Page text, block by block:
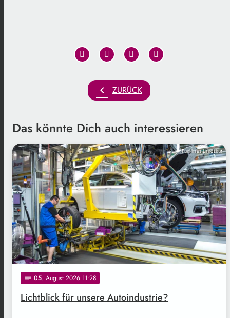
chevron_left ZURÜCK
Das könnte Dich auch interessieren
Funkhaus Landshut
notes 05. August 2026 11:28
Lichtblick für unsere Autoindustrie?